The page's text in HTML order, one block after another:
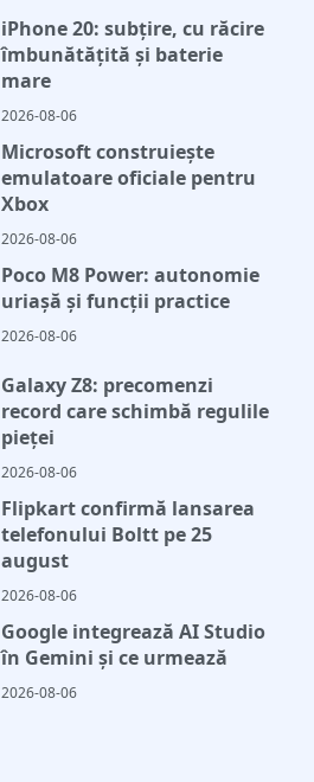
iPhone 20: subțire, cu răcire
îmbunătățită și baterie
mare
2026-08-06
Microsoft construiește
emulatoare oficiale pentru
Xbox
2026-08-06
Poco M8 Power: autonomie
uriașă și funcții practice
2026-08-06
Galaxy Z8: precomenzi
record care schimbă regulile
pieței
2026-08-06
Flipkart confirmă lansarea
telefonului Boltt pe 25
august
2026-08-06
Google integrează AI Studio
în Gemini și ce urmează
2026-08-06